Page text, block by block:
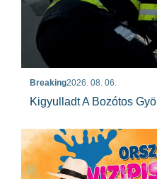
Breaking2026. 08. 06.
Kigyulladt A Bozótos